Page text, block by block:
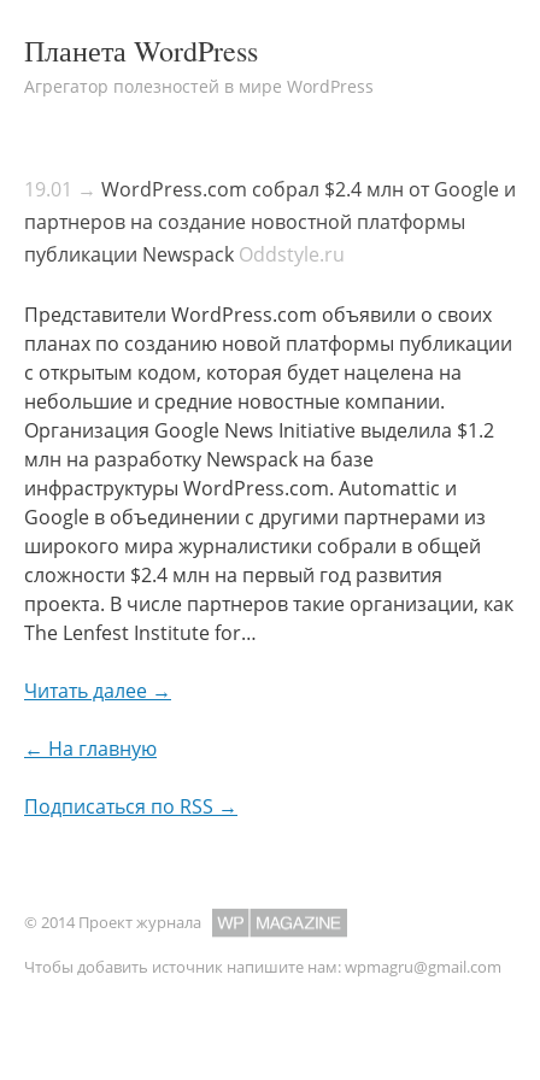
Планета WordPress
Агрегатор полезностей в мире WordPress
19.01 → WordPress.com собрал $2.4 млн от Google и
партнеров на создание новостной платформы
публикации Newspack Oddstyle.ru
Представители WordPress.com объявили о своих
планах по созданию новой платформы публикации
с открытым кодом, которая будет нацелена на
небольшие и средние новостные компании.
Организация Google News Initiative выделила $1.2
млн на разработку Newspack на базе
инфраструктуры WordPress.com. Automattic и
Google в объединении с другими партнерами из
широкого мира журналистики собрали в общей
сложности $2.4 млн на первый год развития
проекта. В числе партнеров такие организации, как
The Lenfest Institute for…
Читать далее →
← На главную
Подписаться по RSS →
© 2014 Проект журнала
Чтобы добавить источник напишите нам:wpmagru@gmail.com